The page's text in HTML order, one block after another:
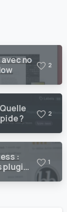
no
2
?
2
:
1